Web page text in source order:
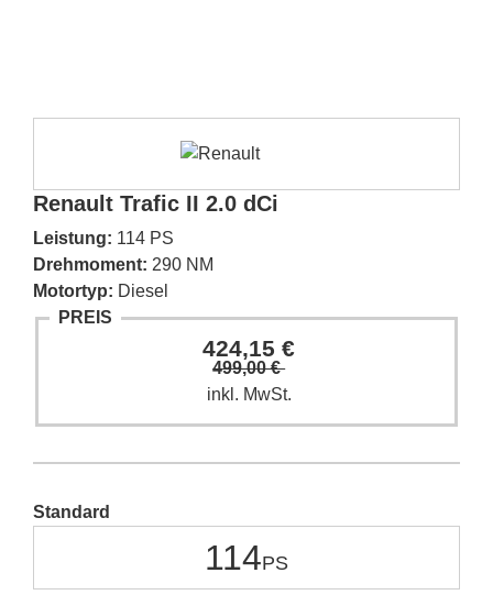
Renault Trafic II 2.0 dCi
Leistung: 114 PS
Drehmoment: 290 NM
Motortyp: Diesel
PREIS
424,15 €
499,00 €
inkl. MwSt.
Standard
114